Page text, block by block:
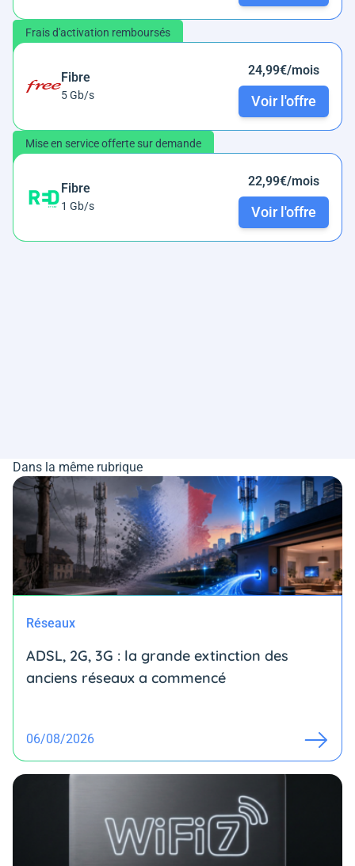
Frais d'activation remboursés
Fibre
5 Gb/s
24,99€/mois
Voir l'offre
Mise en service offerte sur demande
Fibre
1 Gb/s
22,99€/mois
Voir l'offre
Dans la même rubrique
Réseaux
ADSL, 2G, 3G : la grande extinction des
anciens réseaux a commencé
06/08/2026